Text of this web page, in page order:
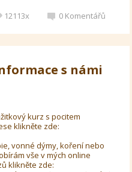
12113x 0 Komentářů
s námi
kurz s pocitem
klikněte zde:
vonné dýmy, koření nebo
vše v mých online
klikněte zde: